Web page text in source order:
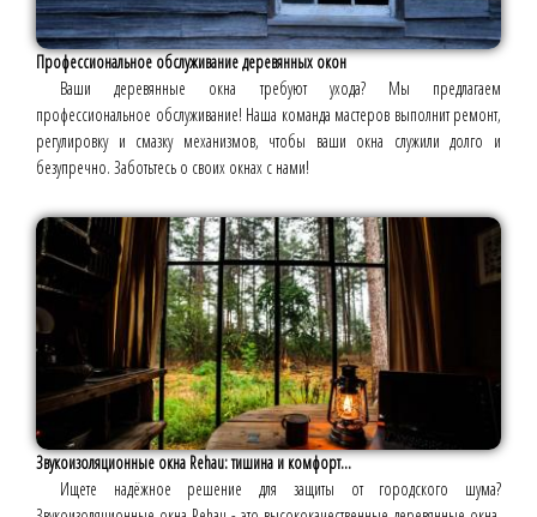
Профессиональное обслуживание деревянных окон
Ваши деревянные окна требуют ухода? Мы предлагаем
профессиональное обслуживание! Наша команда мастеров выполнит ремонт,
регулировку и смазку механизмов, чтобы ваши окна служили долго и
безупречно. Заботьтесь о своих окнах с нами!
Звукоизоляционные окна Rehau: тишина и комфорт...
Ищете надёжное решение для защиты от городского шума?